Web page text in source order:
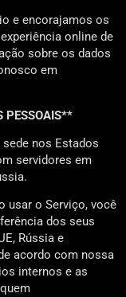
e encorajamos os
online de
sobre os dados
em
PESSOAIS**
nos Estados
servidores em
usar o Serviço, você
dos seus
Rússia e
acordo com nossa
internos e as